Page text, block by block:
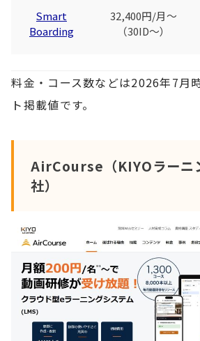
Smart
Boarding
32,400円/月〜
（30ID〜）
料金・コース数などは2026年7月
ト掲載値です。
AirCourse（KIYOラーニ
社）